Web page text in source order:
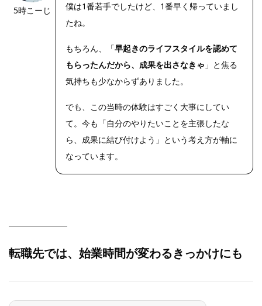
5時こーじ
僕は1番若手でしたけど、1番早く帰っていまし
たね。
もちろん、「早起きのライフスタイルを認めて
もらったんだから、成果を出さなきゃ 」と焦る
気持ちも少なからずありました。
でも、この当時の体験はすごく大事にしてい
て。今も「自分のやりたいことを主張したな
ら、成果に結び付けよう」という考え方が軸に
なっています。
転職先では、始業時間が変わるきっかけにも